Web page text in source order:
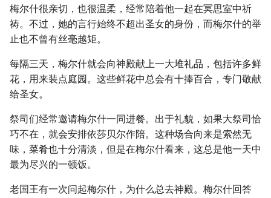
梅尔什很亲切，也很温柔，经常陪着他一起在冥思室中祈
祷。不过，她的言行始终不超出圣女的身份，而梅尔什的举
止也不曾有丝毫越矩。
每隔三天，梅尔什就会向神殿献上一大堆礼品，包括许多鲜
花，用来装点庭园。这些鲜花中总会有十捧百合，专门敬献
给圣女。
祭司们经常邀请梅尔什一同进餐。出于礼貌，如果大祭司恰
巧不在，就会安排依莎贝尔作陪。这种场合向来是索然无
味，菜肴也十分清淡，但是在梅尔什看来，这总是他一天中
最为尽兴的一顿饭。
老国王有一次问起梅尔什，为什么总去神殿。梅尔什回答